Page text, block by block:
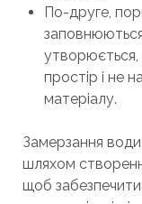
По-друге,
утворюється,
простір і не
матеріалу.
Замерзання
шляхом
щоб